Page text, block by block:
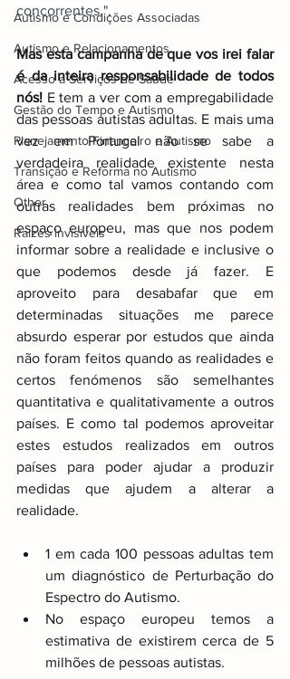
Autismo e Condições Associadas
Autismo e Relacionamentos
Acesso a Serviços de Saúde
Gestão do Tempo e Autismo
Planejamento Financeiro e Autismo
Transição e Reforma no Autismo
Other
Raizes invisiveis
concorrentes.".
Mas esta campanha de que vos irei falar
é da inteira responsabilidade de todos
nós! E tem a ver com a empregabilidade
das pessoas autistas adultas. E mais uma
vez em Portugal não se sabe a
verdadeira realidade existente nesta
área e como tal vamos contando com
outras realidades bem próximas no
espaço europeu, mas que nos podem
informar sobre a realidade e inclusive o
que podemos desde já fazer. E
aproveito para desabafar que em
determinadas situações me parece
absurdo esperar por estudos que ainda
não foram feitos quando as realidades e
certos fenómenos são semelhantes
quantitativa e qualitativamente a outros
países. E como tal podemos aproveitar
estes estudos realizados em outros
países para poder ajudar a produzir
medidas que ajudem a alterar a
realidade.
1 em cada 100 pessoas adultas tem
um diagnóstico de Perturbação do
Espectro do Autismo.
No espaço europeu temos a
estimativa de existirem cerca de 5
milhões de pessoas autistas.